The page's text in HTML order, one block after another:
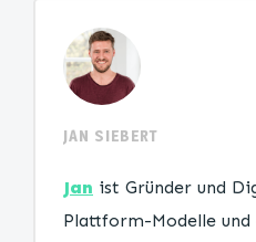
JAN SIEBERT
Jan ist Gründer und
Plattform-Modelle